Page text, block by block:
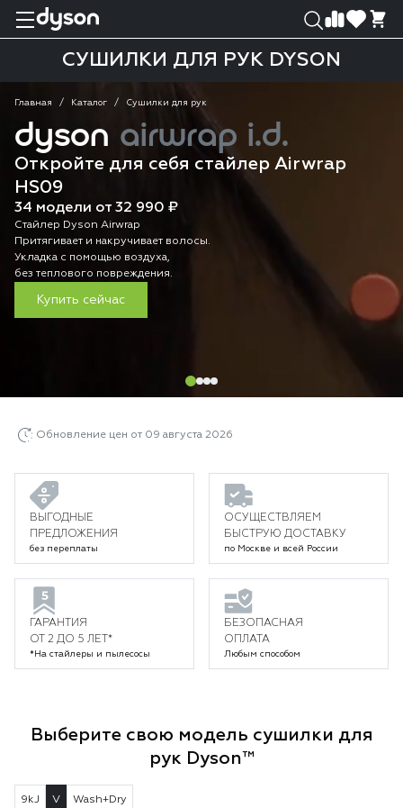
СУШИЛКИ ДЛЯ РУК DYSON
Главная Каталог Сушилки для рук
dyson airwrap i.d.
Откройте для себя стайлер Airwrap
HS09
34 модели от 32 990 ₽
Стайлер Dyson Airwrap
Притягивает и накручивает волосы.
Укладка с помощью воздуха,
без теплового повреждения.
Купить сейчас
Обновление цен от 09 августа 2026
ВЫГОДНЫЕ
ПРЕДЛОЖЕНИЯ
без переплаты
ОСУЩЕСТВЛЯЕМ
БЫСТРУЮ ДОСТАВКУ
по Москве и всей России
ГАРАНТИЯ
ОТ 2 ДО 5 ЛЕТ*
*На стайлеры и пылесосы
БЕЗОПАСНАЯ
ОПЛАТА
Любым способом
Выберите свою модель сушилки для
рук Dyson™
9kJ V Wash+Dry